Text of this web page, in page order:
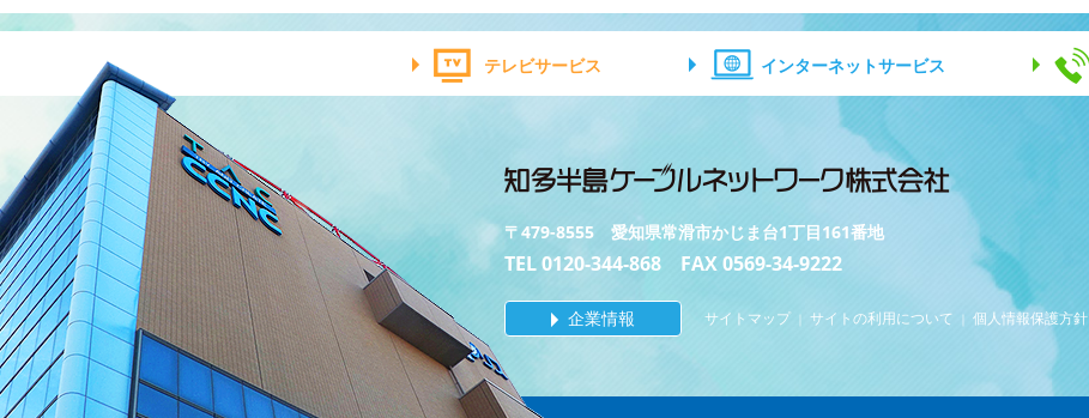
テレビサービス インターネットサービス
〒479-8555 愛知県常滑市かじま台1丁目161番地
TEL 0120-344-868 FAX 0569-34-9222
企業情報 サイトマップ ｜ サイトの利用について ｜ 個人情報保護方針